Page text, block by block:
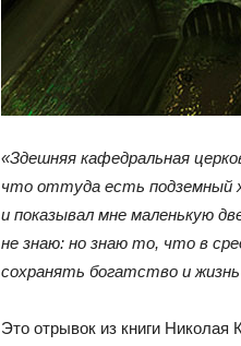
«Здешняя кафедральная
что оттуда есть подземный
и показывал мне маленькую
не знаю: но знаю то, что в
сохранять богатство и
Это отрывок из книги Николая